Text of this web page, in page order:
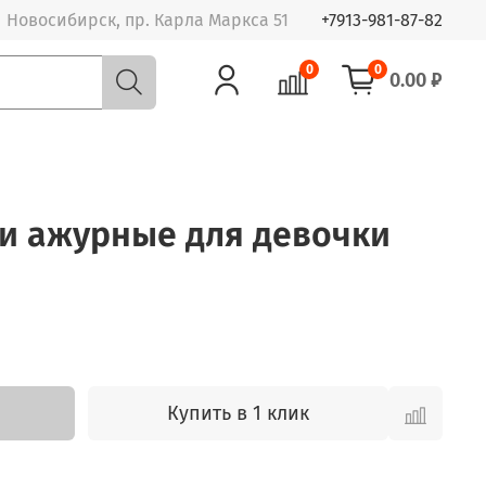
Новосибирск, пр. Карла Маркса 51 +7913-981-87-82
0 0 0.00 ₽
ажурные для девочки
Купить в 1 клик